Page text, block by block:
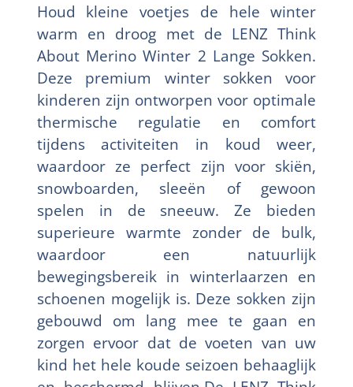
Houd kleine voetjes de hele winter
warm en droog met de LENZ Think
About Merino Winter 2 Lange Sokken.
Deze premium winter sokken voor
kinderen zijn ontworpen voor optimale
thermische regulatie en comfort
tijdens activiteiten in koud weer,
waardoor ze perfect zijn voor skiën,
snowboarden, sleeën of gewoon
spelen in de sneeuw. Ze bieden
superieure warmte zonder de bulk,
waardoor een natuurlijk
bewegingsbereik in winterlaarzen en
schoenen mogelijk is. Deze sokken zijn
gebouwd om lang mee te gaan en
zorgen ervoor dat de voeten van uw
kind het hele koude seizoen behaaglijk